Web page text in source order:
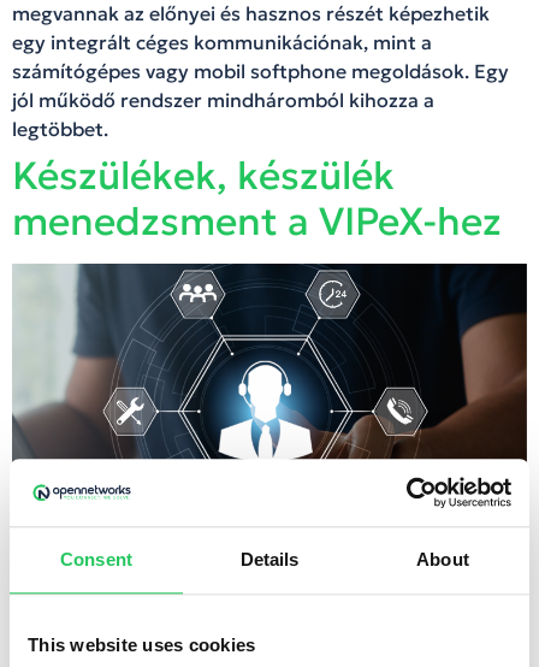
Consent Details About
This website uses cookies
megvannak az előnyei és hasznos részét képezhetik
egy integrált céges kommunikációnak, mint a
számítógépes vagy mobil softphone megoldások. Egy
jól működő rendszer mindháromból kihozza a
legtöbbet.
Készülékek, készülék
menedzsment a VIPeX-hez
VIpeX rendszerünk mellé IP telefonkészülékek széles